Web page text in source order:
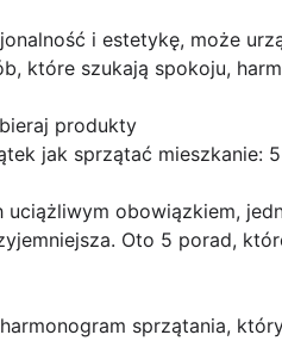
i estetykę, może
które szukają spokoju,
produkty
jak sprzątać mieszkanie:
obowiązkiem,
Oto 5 porad,
sprzątania,